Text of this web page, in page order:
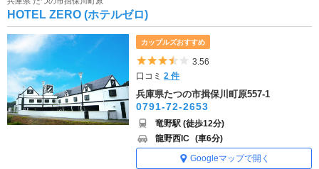
HOTEL ZERO (ホテルゼロ)
カップルズおすすめ
5つ星のうち3.5
3.56
口コミ2 件
兵庫県たつの市揖保川町原557-1
0791-72-2653
竜野駅 (徒歩12分)
龍野西IC (車6分)
Googleマップで開く